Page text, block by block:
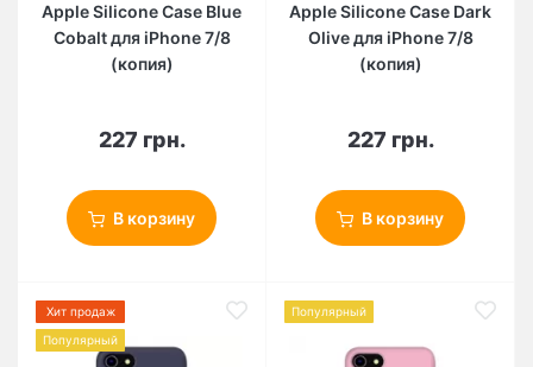
Apple Silicone Case Blue
Cobalt для iPhone 7/8
(копия)
227 грн.
В корзину
Apple Silicone Case Dark
Olive для iPhone 7/8
(копия)
227 грн.
В корзину
Хит продаж
Популярный
Популярный